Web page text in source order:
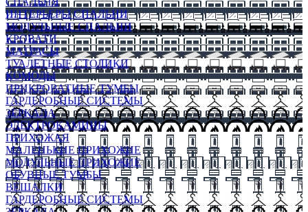
ИНТЕРЬЕРЫ СПАЛЬНИ
МОДУЛЬНЫЕ СПАЛЬНИ
КРОВАТИ
МАТРАСЫ
ТУАЛЕТНЫЕ СТОЛИКИ
КОМОДЫ
ПРИКРОВАТНЫЕ ТУМБЫ
ГАРДЕРОБНЫЕ СИСТЕМЫ
ЗЕРКАЛА
ЭЛЕКТРОКАМИНЫ
ПРИХОЖАЯ
МАЛЕНЬКИЕ ПРИХОЖИЕ
МОДУЛЬНЫЕ ПРИХОЖИЕ
ОБУВНЫЕ ТУМБЫ
ВЕШАЛКИ
ГАРДЕРОБНЫЕ СИСТЕМЫ